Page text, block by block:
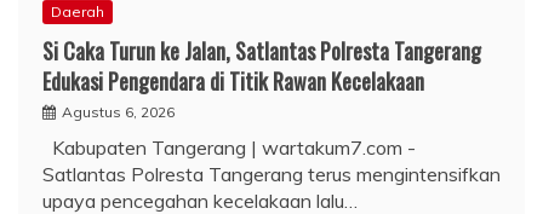
Daerah
Si Caka Turun ke Jalan, Satlantas Polresta Tangerang
Edukasi Pengendara di Titik Rawan Kecelakaan
Agustus 6, 2026
Kabupaten Tangerang | wartakum7.com -
Satlantas Polresta Tangerang terus mengintensifkan
upaya pencegahan kecelakaan lalu…